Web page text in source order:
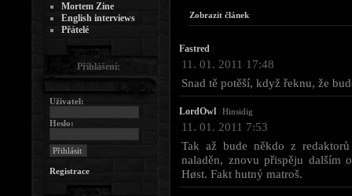
Zobrazit článek
Fastred
11. 01. 2011 17:48
Snad tě potěší, když řeknu, že
LordOwl Hinsidig
11. 01. 2011 7:53
Tak až bude někdo z
naladěn, znovu přispěju
Høst. Fakt hutný matroš.
Mortem Zine
English interviews
Přátelé
Přihlášení:
Uživatel:
Heslo:
Registrace